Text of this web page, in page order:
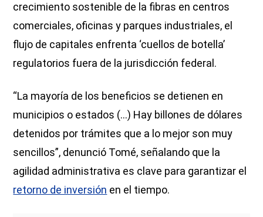
crecimiento sostenible de la fibras en centros
comerciales, oficinas y parques industriales, el
flujo de capitales enfrenta ‘cuellos de botella’
regulatorios fuera de la jurisdicción federal.
“La mayoría de los beneficios se detienen en
municipios o estados (...) Hay billones de dólares
detenidos por trámites que a lo mejor son muy
sencillos”, denunció Tomé, señalando que la
agilidad administrativa es clave para garantizar el
retorno de inversión en el tiempo.